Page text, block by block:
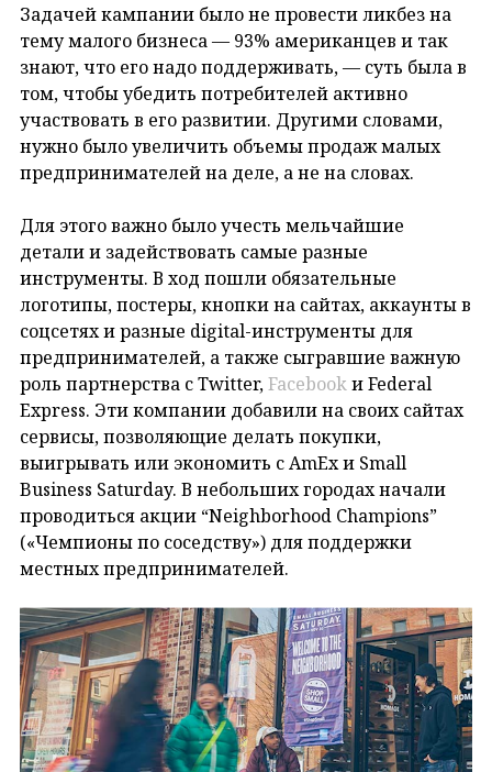
Задачей кампании было не провести ликбез на
тему малого бизнеса — 93% американцев и так
знают, что его надо поддерживать, — суть была в
том, чтобы убедить потребителей активно
участвовать в его развитии. Другими словами,
нужно было увеличить объемы продаж малых
предпринимателей на деле, а не на словах.
Для этого важно было учесть мельчайшие
детали и задействовать самые разные
инструменты. В ход пошли обязательные
логотипы, постеры, кнопки на сайтах, аккаунты в
соцсетях и разные digital-инструменты для
предпринимателей, а также сыгравшие важную
роль партнерства с Twitter,Facebookи Federal
Express. Эти компании добавили на своих сайтах
сервисы, позволяющие делать покупки,
выигрывать или экономить с AmEx и Small
Business Saturday. В небольших городах начали
проводиться акции “Neighborhood Champions”
(«Чемпионы по соседству») для поддержки
местных предпринимателей.